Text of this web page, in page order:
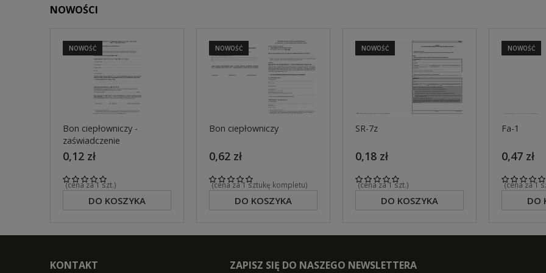
NOWOŚCI
Bon ciepłowniczy -
zaświadczenie
0,12 zł
(cena za 1 szt.)
DO KOSZYKA
NOWOŚĆ
Bon ciepłowniczy
0,62 zł
(cena za 1 sztukę kompletu)
DO KOSZYKA
NOWOŚĆ
SR-7z
0,18 zł
(cena za 1 szt.)
DO KOSZYKA
NOWOŚĆ
Fa-1
0,47 zł
(cena za 1
DO
NOWOŚĆ
KONTAKT ZAPISZ SIĘ DO NASZEGO NEWSLETTERA